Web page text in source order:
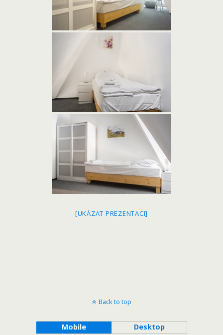
[UKÁZAT PREZENTACI]
Back to top
Mobile Desktop